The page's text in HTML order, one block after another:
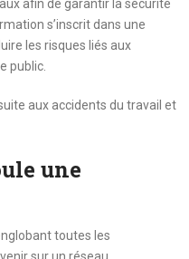
afin de garantir la sécurité
s’inscrit dans une
les risques liés aux
public.
aux accidents du travail et
une
toutes les